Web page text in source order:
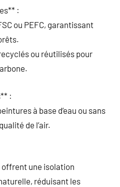
:
ou PEFC, garantissant
ou réutilisés pour
:
à base d’eau ou sans
de l’air.
offrent une isolation
réduisant les